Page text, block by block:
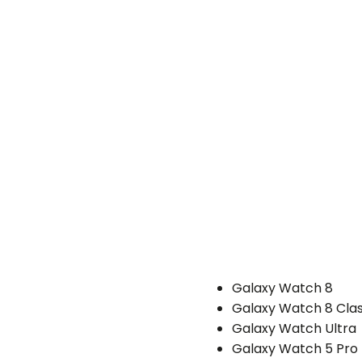
Galaxy Watch 8
Galaxy Watch 8
Galaxy Watch Ultra
Galaxy Watch 5 Pro